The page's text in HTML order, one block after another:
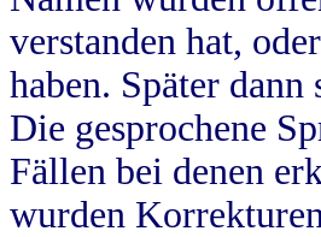
verstanden hat,
haben. Später
Die gesprochene
Fällen bei denen
wurden